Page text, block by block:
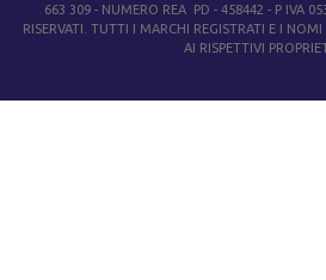
663 309 - NUMERO REA PD - 458442 - P IVA
RISERVATI. TUTTI I MARCHI REGISTRATI E I NOMI
AI RISPETTIVI